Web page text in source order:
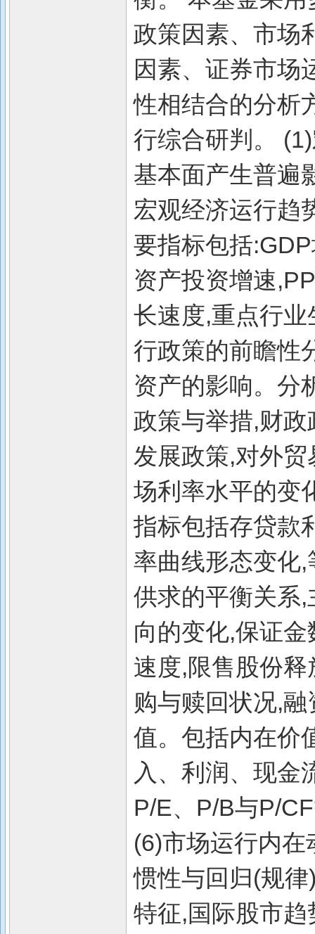
政策因素、市场
因素、证券市场
性相结合的分析
行综合研判。
基本面产生普遍
宏观经济运行趋
要指标包括
资产投资增速
长速度,重点行
行政策的前瞻性
资产的影响。分
政策与举措,财
发展政策,对外
场利率水平的变
指标包括存贷款
率曲线形态变化
供求的平衡关系
向的变化,保证
速度,限售股份
购与赎回状况,
值。包括内在
入、利润、现
P/E、P/B与P/
(6)市场运行内
惯性与回归(规
特征,国际股市